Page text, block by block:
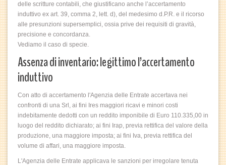
delle scritture contabili, che giustificano anche l’accertamento
induttivo ex art. 39, comma 2, lett. d), del medesimo d.P.R. e il ricorso
alle presunzioni supersemplici, ossia prive dei requisiti di gravità,
precisione e concordanza.
Vediamo il caso di specie.
Assenza di inventario: legittimo l’accertamento
induttivo
Con atto di accertamento l'Agenzia delle Entrate accertava nei
confronti di una Srl, ai fini Ires maggiori ricavi e minori costi
indebitamente dedotti con un reddito imponibile di Euro 110.335,00 in
luogo del reddito dichiarato; ai fini Irap, previa rettifica del valore della
produzione, una maggiore imposta; ai fini Iva, previa rettifica del
volume di affari, una maggiore imposta.
L'Agenzia delle Entrate applicava le sanzioni per irregolare tenuta